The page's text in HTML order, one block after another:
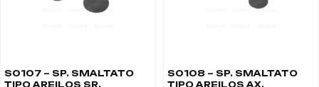
S0107 – SP. SMALTATO
TIPO AREILOS SR.
S0108 – SP. SMALTATO
TIPO AREILOS AX.